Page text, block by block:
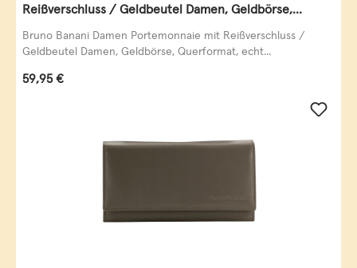
Reißverschluss / Geldbeutel Damen, Geldbörse,
Querformat, echt Leder, black/white/red
Bruno Banani Damen Portemonnaie mit Reißverschluss /
Geldbeutel Damen, Geldbörse, Querformat, echt...
Regulärer Preis:
59,95 €